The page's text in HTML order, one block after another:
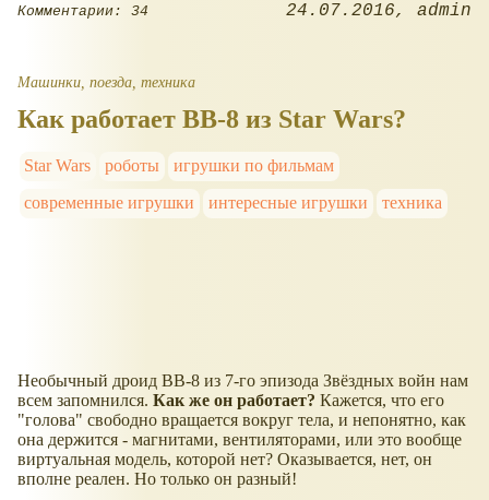
Комментарии: 34 24.07.2016 admin
Машинки, поезда, техника
Как работает BB-8 из Star Wars?
Star Wars роботы
игрушки по фильмам
современные игрушки
интересные игрушки техника
Необычный дроид BB-8 из 7-го эпизода Звёздных войн нам
всем запомнился. Как же он работает? Кажется, что его
"голова" свободно вращается вокруг тела, и непонятно, как
она держится - магнитами, вентиляторами, или это вообще
виртуальная модель, которой нет? Оказывается, нет, он
вполне реален. Но только он разный!